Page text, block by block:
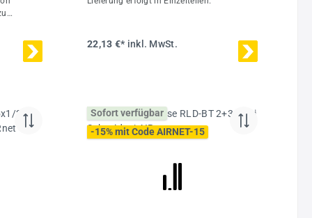
-
aus
22,13 €* inkl. MwSt.
Sofort verfügbar
-15% mit Code AIRNET-15